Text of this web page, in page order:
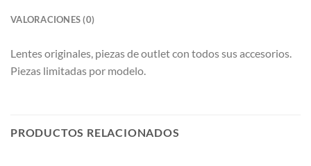
VALORACIONES (0)
Lentes originales, piezas de outlet con todos sus accesorios.
Piezas limitadas por modelo.
PRODUCTOS RELACIONADOS